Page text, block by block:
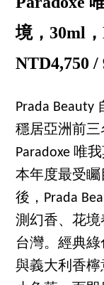
境，30ml，
NTD4,750 /
Prada
穩居亞洲前三
Paradoxe 唯
本年度最受
後，Prada
測幻香、花
台灣。經典綠
與義大利香